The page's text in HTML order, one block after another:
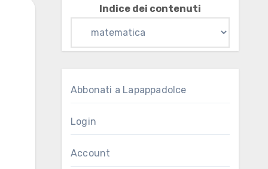
Indice dei contenuti
Abbonati a Lapappadolce
Login
Account